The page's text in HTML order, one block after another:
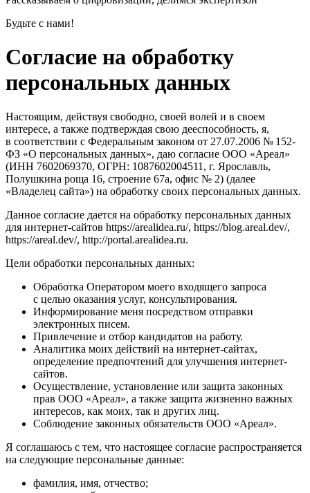
Будьте с нами!
Согласие на обработку
персональных данных
Настоящим, действуя свободно, своей волей и в своем
интересе, а также подтверждая свою дееспособность, я,
в соответствии с Федеральным законом от 27.07.2006 № 152-
ФЗ «О персональных данных», даю согласие ООО «Ареал»
(ИНН 7602069370, ОГРН: 1087602004511, г. Ярославль,
Полушкина роща 16, строение 67а, офис № 2) (далее
«Владелец сайта») на обработку своих персональных данных.
Данное согласие дается на обработку персональных данных
для интернет-сайтов https://arealidea.ru/, https://blog.areal.dev/,
https://areal.dev/, http://portal.arealidea.ru.
Цели обработки персональных данных:
Обработка Оператором моего входящего запроса
с целью оказания услуг, консультирования.
Информирование меня посредством отправки
электронных писем.
Привлечение и отбор кандидатов на работу.
Аналитика моих действий на интернет-сайтах,
определение предпочтений для улучшения интернет-
сайтов.
Осуществление, установление или защита законных
прав ООО «Ареал», а также защита жизненно важных
интересов, как моих, так и других лиц.
Соблюдение законных обязательств ООО «Ареал».
Я соглашаюсь с тем, что настоящее согласие распространяется
на следующие персональные данные:
фамилия, имя, отчество;